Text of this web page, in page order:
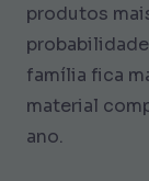
produtos
família fica
material
ano.